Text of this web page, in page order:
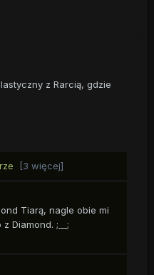
z Rarcią, gdzie
[3 więcej]
Tiarą, nagle obie mi
Diamond. ;__;